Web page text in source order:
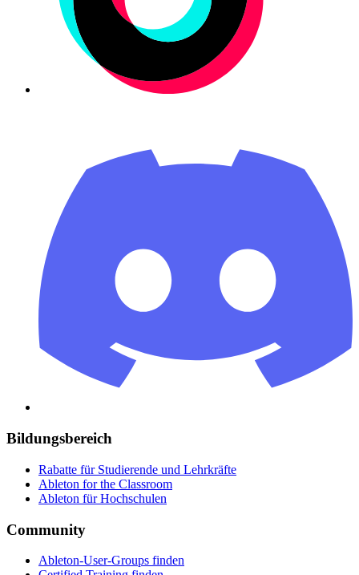
Bildungsbereich
Rabatte für Studierende und Lehrkräfte
Ableton for the Classroom
Ableton für Hochschulen
Community
Ableton-User-Groups finden